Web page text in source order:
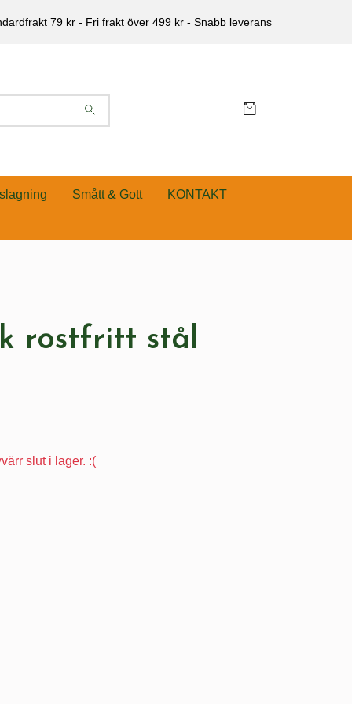
79 kr - Fri frakt över 499 kr - Snabb leverans
Smått & Gott
KONTAKT
rostfritt stål
slut i lager. :(